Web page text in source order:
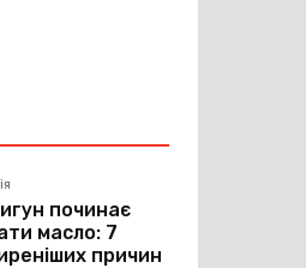
починає
масло: 7
причин